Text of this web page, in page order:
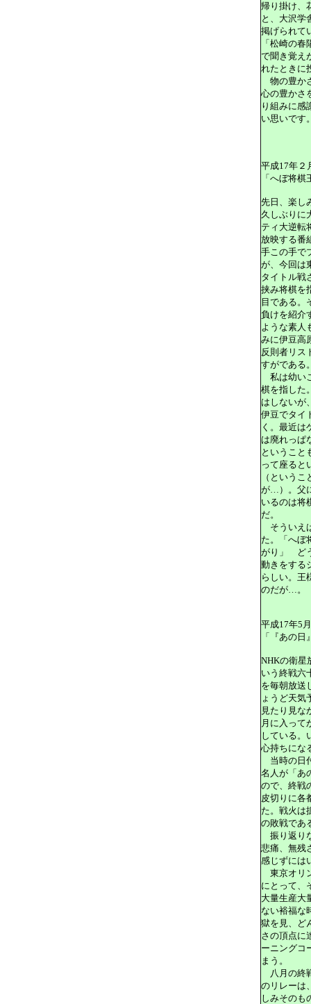
帰り掛け、
と、大沢学
掲げられて
「松崎の
で聞き覚え
れたときに
物の豊か
心の豊かさ
り組みに感
い思いです
平成17年２
「へぼ将
先日、楽し
久しぶりに
ティ大逆転
放映する番
手この手で
が、今回は
タイトル戦
挟み将棋を
目である。
負けを紹介
ような素人
みに伊豆高
反則者リス
すがである
私は幼い
棋を指した
はしないが
伊豆でタイ
く。最近は
は廃れっぱ
ということ
って座ると
（という
が…）。父
いるのは将
だ。
そういえ
た。「へ
がり」 ど
動きをする
らしい。王
のだが…。
平成17年5
「『あの
NHKの衛星
いう終戦六
を毎朝放送
ょうど天気
見たり見な
月に入って
している。
心持ちにな
当時の日
名人が「あ
ので、終戦
皮切りに各
た。戦火は
の敗戦であ
振り返り
悲痛、無残
感じずには
東京オリ
にとって、
大量生産大
ない裕福な
獄を見、ど
さの頂点に
ーニングコ
まう。
八月の終
のリレーは
しみそのも